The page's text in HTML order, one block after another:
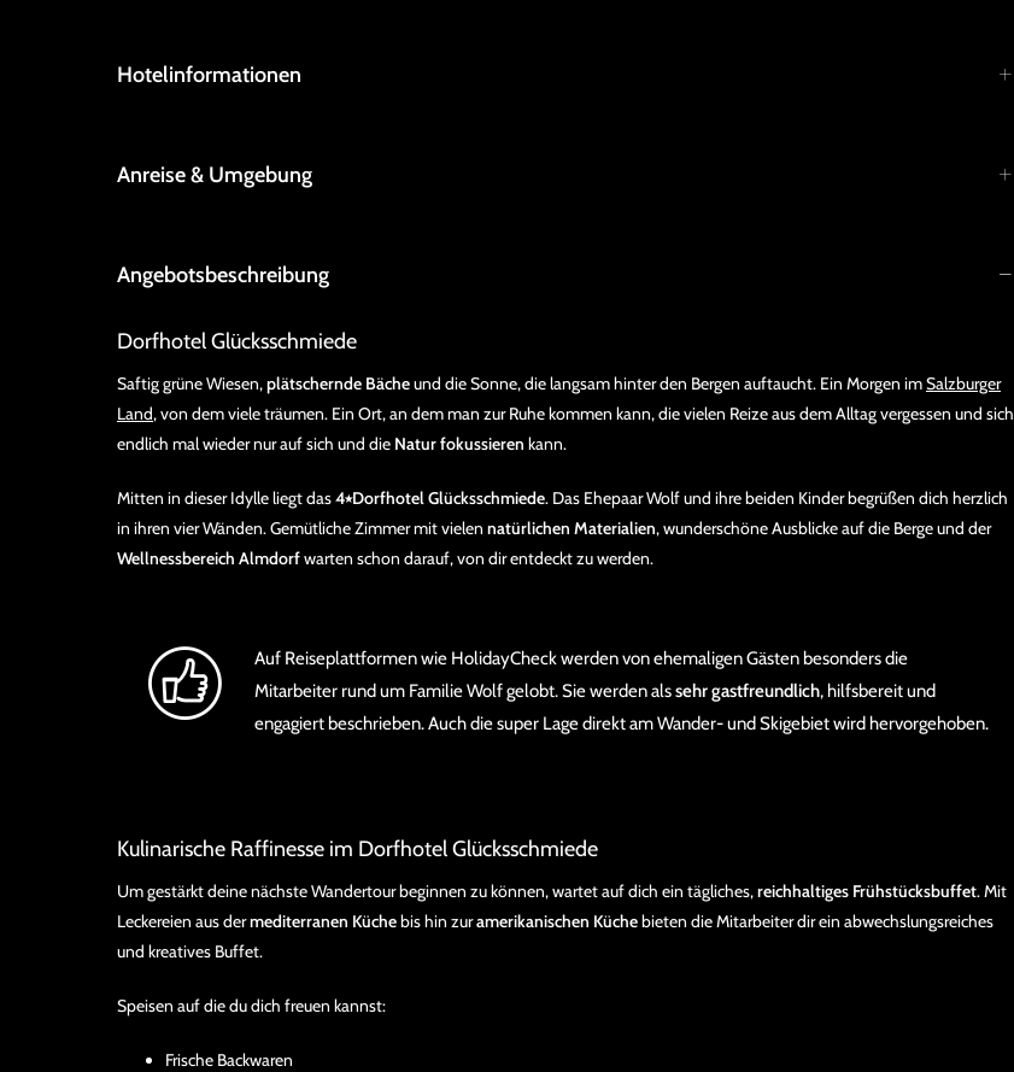
Hotelinformationen
Anreise & Umgebung
Angebotsbeschreibung
Dorfhotel Glücksschmiede
Saftig grüne Wiesen,plätschernde Bächeund die Sonne, die langsam hinter den Bergen auftaucht. Ein Morgen imSalzburger
Land, von dem viele träumen. Ein Ort, an dem man zur Ruhe kommen kann, die vielen Reize aus dem Alltag vergessen und sich
endlich mal wieder nur auf sich und die Natur fokussieren kann.
Mitten in dieser Idylle liegt das4⭑Dorfhotel Glücksschmiede. Das Ehepaar Wolf und ihre beiden Kinder begrüßen dich herzlich
in ihren vier Wänden. Gemütliche Zimmer mit vielen natürlichen Materialien, wunderschöne Ausblicke auf die Berge und der
Wellnessbereich Almdorfwarten schon darauf, von dir entdeckt zu werden.
Auf Reiseplattformen wie HolidayCheck werden von ehemaligen Gästen besonders die
Mitarbeiter rund um Familie Wolf gelobt. Sie werden alssehr gastfreundlich, hilfsbereit und
engagiert beschrieben. Auch die super Lage direkt am Wander- und Skigebiet wird hervorgehoben.
Kulinarische Raffinesse im Dorfhotel Glücksschmiede
Um gestärkt deine nächste Wandertour beginnen zu können, wartet auf dich ein tägliches,reichhaltiges Frühstücksbuffet. Mit
Leckereien aus dermediterranen Küchebis hin zuramerikanischen Küchebieten die Mitarbeiter dir ein abwechslungsreiches
und kreatives Buffet.
Speisen auf die du dich freuen kannst:
Frische Backwaren